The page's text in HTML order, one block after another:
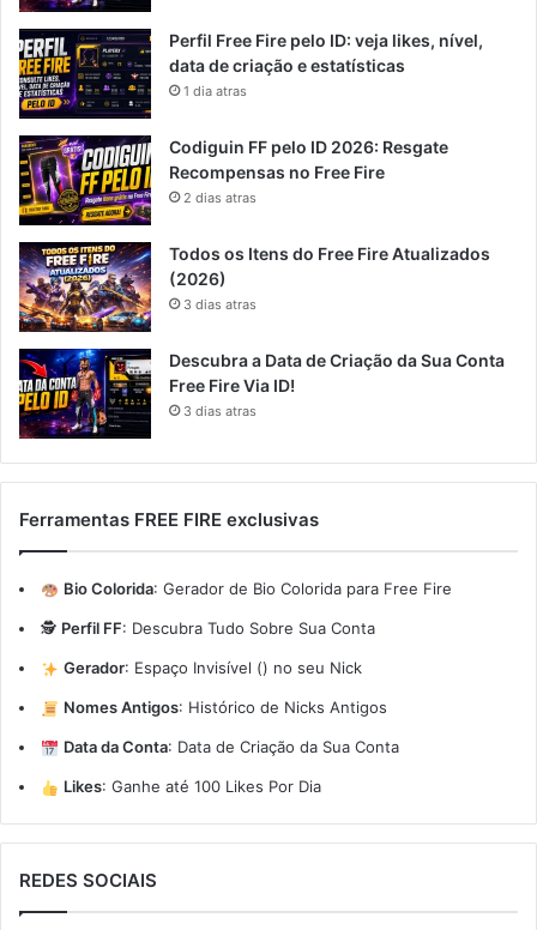
Perfil Free Fire pelo ID: veja likes, nível,
data de criação e estatísticas
1 dia atras
Codiguin FF pelo ID 2026: Resgate
Recompensas no Free Fire
2 dias atras
Todos os Itens do Free Fire Atualizados
(2026)
3 dias atras
Descubra a Data de Criação da Sua Conta
Free Fire Via ID!
3 dias atras
Ferramentas FREE FIRE exclusivas
Bio Colorida: Gerador de Bio Colorida para Free Fire
🕵️ Perfil FF: Descubra Tudo Sobre Sua Conta
Gerador: Espaço Invisível (ㅤ) no seu Nick
Nomes Antigos: Histórico de Nicks Antigos
Data da Conta: Data de Criação da Sua Conta
Likes: Ganhe até 100 Likes Por Dia
REDES SOCIAIS